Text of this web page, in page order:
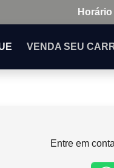
VENDA SEU
Entre em